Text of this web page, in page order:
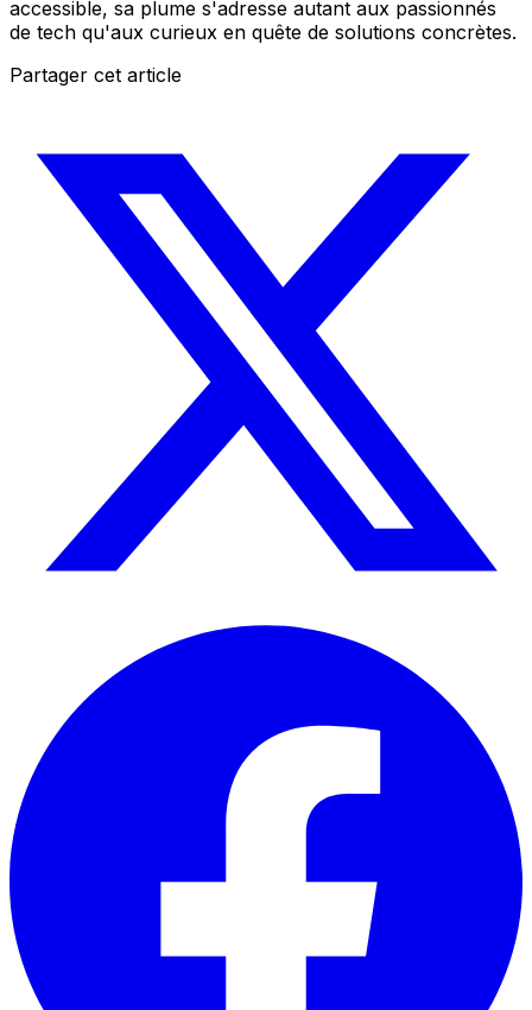
accessible, sa plume s'adresse autant aux passionnés
de tech qu'aux curieux en quête de solutions concrètes.
Partager cet article